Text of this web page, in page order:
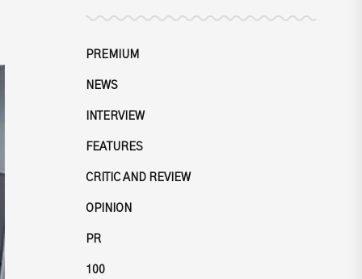
PREMIUM
NEWS
INTERVIEW
FEATURES
CRITIC AND REVIEW
OPINION
PR
100